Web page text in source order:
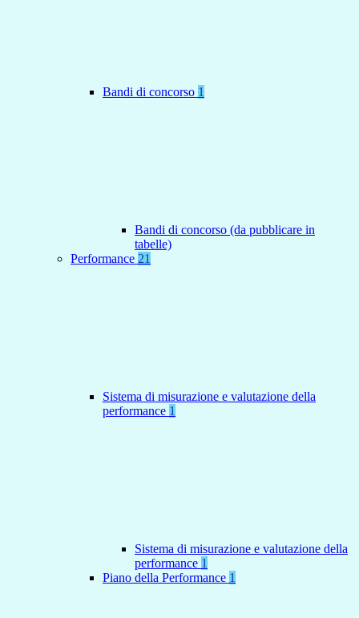
Bandi di concorso 1
Bandi di concorso (da pubblicare in
tabelle)
Performance 21
Sistema di misurazione e valutazione della
performance 1
Sistema di misurazione e valutazione della
performance 1
Piano della Performance 1